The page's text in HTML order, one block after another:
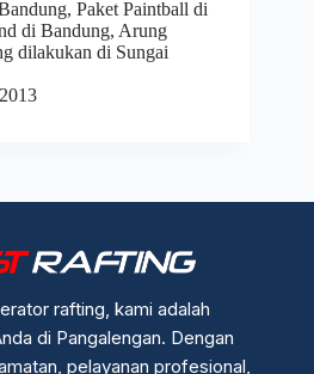
Paket Paintball di
di Bandung, Arung
dilakukan di Sungai
rafting, kami adalah
di Pangalengan. Dengan
pelayanan profesional,